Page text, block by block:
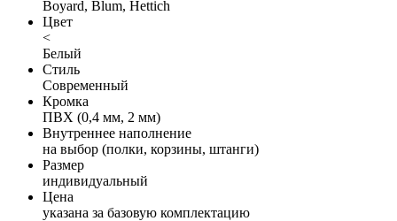
Boyard, Blum, Hettich
Цвет
<
Белый
Стиль
Современный
Кромка
ПВХ (0,4 мм, 2 мм)
Внутреннее наполнение
на выбор (полки, корзины, штанги)
Размер
индивидуальный
Цена
указана за базовую комплектацию